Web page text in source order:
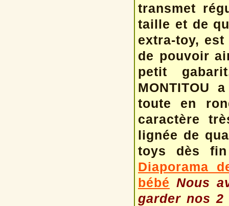
transmet
taille et de
extra-toy,
de pouvoir
petit
MONTITOU
toute en
caractère
lignée de
toys dès
Diaporama
bébé Nous
garder nos 2